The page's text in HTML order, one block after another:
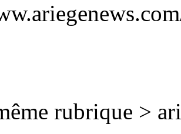
rubrique >